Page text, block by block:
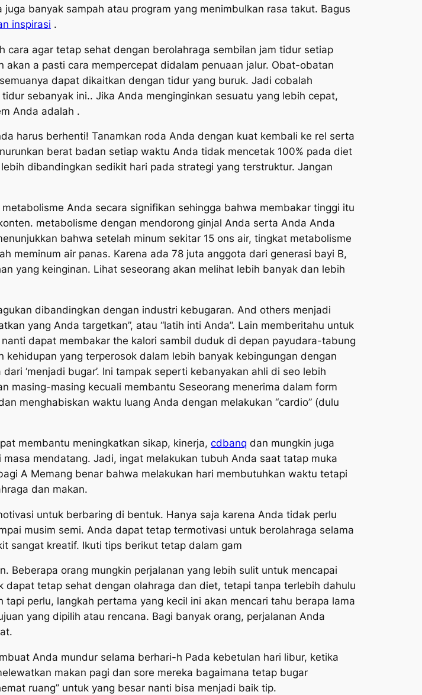
banyak sampah atau program yang menimbulkan rasa takut. Bagus
inspirasi .
agar tetap sehat dengan berolahraga sembilan jam tidur setiap
a pasti cara mempercepat didalam penuaan jalur. Obat-obatan
dapat dikaitkan dengan tidur yang buruk. Jadi cobalah
sebanyak ini.. Jika Anda menginginkan sesuatu yang lebih cepat,
Anda adalah .
harus berhenti! Tanamkan roda Anda dengan kuat kembali ke rel serta
berat badan setiap waktu Anda tidak mencetak 100% pada diet
dibandingkan sedikit hari pada strategi yang terstruktur. Jangan
Anda secara signifikan sehingga bahwa membakar tinggi itu
metabolisme dengan mendorong ginjal Anda serta Anda Anda
bahwa setelah minum sekitar 15 ons air, tingkat metabolisme
meminum air panas. Karena ada 78 juta anggota dari generasi bayi B,
yang keinginan. Lihat seseorang akan melihat lebih banyak dan lebih
dibandingkan dengan industri kebugaran. And others menjadi
yang Anda targetkan”, atau “latih inti Anda”. Lain memberitahu untuk
dapat membakar the kalori sambil duduk di depan payudara-tabung
yang terperosok dalam lebih banyak kebingungan dengan
‘menjadi bugar’. Ini tampak seperti kebanyakan ahli di seo lebih
masing-masing kecuali membantu Seseorang menerima dalam form
menghabiskan waktu luang Anda dengan melakukan “cardio” (dulu
membantu meningkatkan sikap, kinerja, cdbanq dan mungkin juga
mendatang. Jadi, ingat melakukan tubuh Anda saat tatap muka
A Memang benar bahwa melakukan hari membutuhkan waktu tetapi
dan makan.
untuk berbaring di bentuk. Hanya saja karena Anda tidak perlu
musim semi. Anda dapat tetap termotivasi untuk berolahraga selama
sangat kreatif. Ikuti tips berikut tetap dalam gam
Beberapa orang mungkin perjalanan yang lebih sulit untuk mencapai
tetap sehat dengan olahraga dan diet, tetapi tanpa terlebih dahulu
perlu, langkah pertama yang kecil ini akan mencari tahu berapa lama
yang dipilih atau rencana. Bagi banyak orang, perjalanan Anda
Anda mundur selama berhari-h Pada kebetulan hari libur, ketika
makan pagi dan sore mereka bagaimana tetap bugar
ruang” untuk yang besar nanti bisa menjadi baik tip.